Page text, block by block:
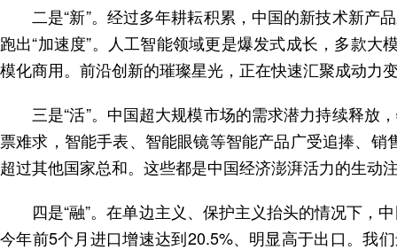
二是“新”。经过多年耕耘积累，中国的新技术新
跑出“加速度”。人工智能领域更是爆发式成长，多款
模化商用。前沿创新的璀璨星光，正在快速汇聚成动力
三是“活”。中国超大规模市场的需求潜力持续释
票难求，智能手表、智能眼镜等智能产品广受追捧、
超过其他国家总和。这些都是中国经济澎湃活力的生动
四是“融”。在单边主义、保护主义抬头的情况下
今年前5个月进口增速达到20.5%、明显高于出口。我